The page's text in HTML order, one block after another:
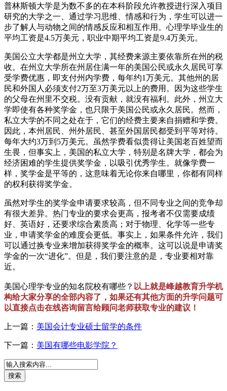
普林斯顿大学是为数不多的在本科阶段允许教授进行深入项目
研究的大学之一、通过学习思维、情感和行为，学生可以进一
步了解人与动物之间的情感反应和相互作用。心理学毕业生的
平均工资是4.5万美元，职业中期平均工资是9.4万美元。
美国公立大学都是州立大学，其经费来源主要依靠所在州的税
收。在州立大学所在州居住满一年的美国公民或永久居民可享
受学费优惠，即支付州内学费，每年约1万美元。其他州的居
民和外国人必须支付2万至3万美元以上的费用。因为这些学生
的父母在州里不交税。没有贡献，就没有福利。此外，州立大
学即使有各种奖学金，也只限于美国公民或永久居民。然而，
私立大学的不同之处在于，它们的经费主要来自捐赠和学费。
因此，本州居民、州外居民、甚至外国居民都受到平等对待。
每年大约3万到5万美元。虽然学费看似贵得让美国老百姓望而
生畏，但事实上，美国的私立大学，特别是名牌大学，都会为
经济困难的学生提供奖学金，以吸引优秀学生。就像学费一
样，奖学金是平等的，这意味着无论你来自哪里，你都有同样
的权利获得奖学金。
虽然对学生的奖学金申请要求较高，但不同专业之间的竞争却
有很大差异。热门专业的要求会更高，报考者不仅需要成绩
好、英语好，还要求综合素质高；对于物理、化学等一些专
业，申请奖学金的难度会更低。事实上，如果条件允许，我们
可以通过换专业来增加获得奖学金的概率。这可以说是申请奖
学金的一次“进化”。但是，我们要注意的是，专业要相对靠
近。
美国心理学专业的知名院校有哪些？ 以上就是峰越教育升学机
构给大家分享的全部内容了，如果还有其他方面的升学问题可
以直接点击在线咨询留言给顾问老师获取专业的建议！
上一篇： 美国会计专业硕士留学的条件
下一篇： 美国有哪些电影学院？